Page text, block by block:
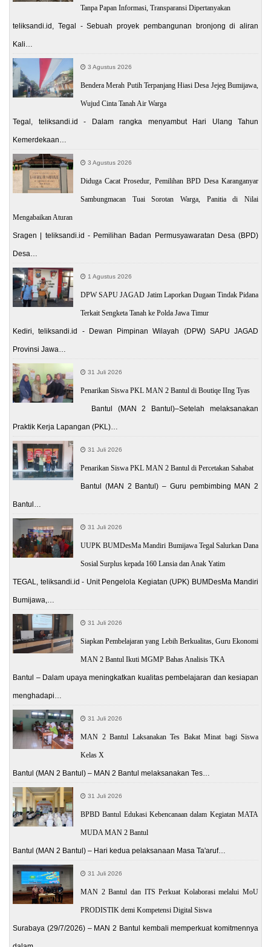
Tanpa Papan Informasi, Transparansi Dipertanyakan
teliksandi.id, Tegal - Sebuah proyek pembangunan bronjong di aliran
Kali…
3 Agustus 2026
Bendera Merah Putih Terpanjang Hiasi Desa Jejeg Bumijawa,
Wujud Cinta Tanah Air Warga
Tegal, teliksandi.id - Dalam rangka menyambut Hari Ulang Tahun
Kemerdekaan…
3 Agustus 2026
Diduga Cacat Prosedur, Pemilihan BPD Desa Karanganyar
Sambungmacan Tuai Sorotan Warga, Panitia di Nilai
Mengabaikan Aturan
Sragen | teliksandi.id - Pemilihan Badan Permusyawaratan Desa (BPD)
Desa…
1 Agustus 2026
DPW SAPU JAGAD Jatim Laporkan Dugaan Tindak Pidana
Terkait Sengketa Tanah ke Polda Jawa Timur
Kediri, teliksandi.id - Dewan Pimpinan Wilayah (DPW) SAPU JAGAD
Provinsi Jawa…
31 Juli 2026
Penarikan Siswa PKL MAN 2 Bantul di Boutiqe IIng Tyas
Bantul (MAN 2 Bantul)–Setelah melaksanakan
Praktik Kerja Lapangan (PKL)…
31 Juli 2026
Penarikan Siswa PKL MAN 2 Bantul di Percetakan Sahabat
Bantul (MAN 2 Bantul) – Guru pembimbing MAN 2
Bantul…
31 Juli 2026
UUPK BUMDesMa Mandiri Bumijawa Tegal Salurkan Dana
Sosial Surplus kepada 160 Lansia dan Anak Yatim
TEGAL, teliksandi.id - Unit Pengelola Kegiatan (UPK) BUMDesMa Mandiri
Bumijawa,…
31 Juli 2026
Siapkan Pembelajaran yang Lebih Berkualitas, Guru Ekonomi
MAN 2 Bantul Ikuti MGMP Bahas Analisis TKA
Bantul – Dalam upaya meningkatkan kualitas pembelajaran dan kesiapan
menghadapi…
31 Juli 2026
MAN 2 Bantul Laksanakan Tes Bakat Minat bagi Siswa
Kelas X
Bantul (MAN 2 Bantul) – MAN 2 Bantul melaksanakan Tes…
31 Juli 2026
BPBD Bantul Edukasi Kebencanaan dalam Kegiatan MATA
MUDA MAN 2 Bantul
Bantul (MAN 2 Bantul) – Hari kedua pelaksanaan Masa Ta'aruf…
31 Juli 2026
MAN 2 Bantul dan ITS Perkuat Kolaborasi melalui MoU
PRODISTIK demi Kompetensi Digital Siswa
Surabaya (29/7/2026) – MAN 2 Bantul kembali memperkuat komitmennya